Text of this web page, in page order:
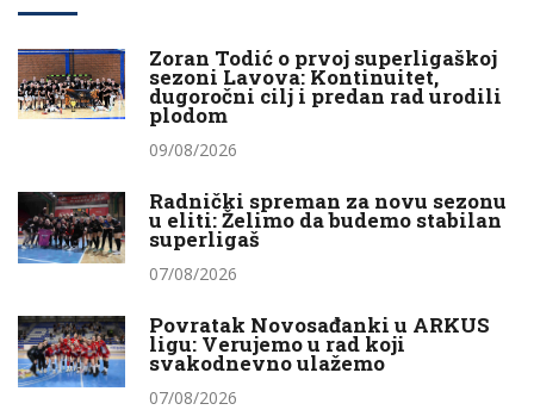
Zoran Todić o prvoj superligaškoj
sezoni Lavova: Kontinuitet,
dugoročni cilj i predan rad urodili
plodom
09/08/2026
Radnički spreman za novu sezonu
u eliti: Želimo da budemo stabilan
superligaš
07/08/2026
Povratak Novosađanki u ARKUS
ligu: Verujemo u rad koji
svakodnevno ulažemo
07/08/2026